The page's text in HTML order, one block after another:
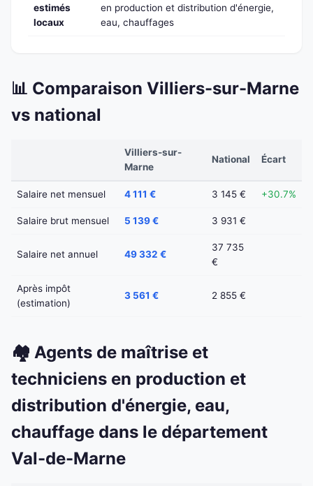
estimés
locaux
en production et distribution d'énergie,
eau, chauffages
📊 Comparaison Villiers-sur-Marne
vs national
Villiers-sur-
Marne
National Écart
Salaire net mensuel 4 111 € 3 145 € +30.7%
Salaire brut mensuel 5 139 € 3 931 €
Salaire net annuel 49 332 €
37 735
€
Après impôt
(estimation)
3 561 € 2 855 €
🏘️ Agents de maîtrise et
techniciens en production et
distribution d'énergie, eau,
chauffage dans le département
Val-de-Marne